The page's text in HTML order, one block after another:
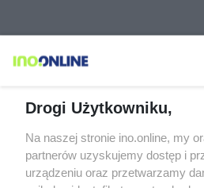
Drogi Użytkowniku,
Na naszej stronie ino.online, my
partnerów uzyskujemy dostęp i
urządzeniu oraz przetwarzamy